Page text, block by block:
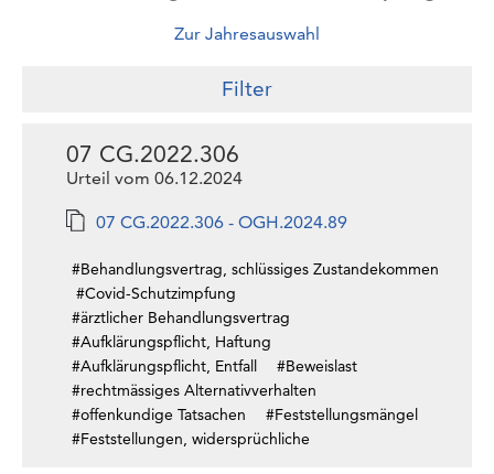
Zur Jahresauswahl
Filter
07 CG.2022.306
Urteil vom 06.12.2024
07 CG.2022.306 - OGH.2024.89
#Behandlungsvertrag, schlüssiges Zustandekommen
#Covid-Schutzimpfung
#ärztlicher Behandlungsvertrag
#Aufklärungspflicht, Haftung
#Aufklärungspflicht, Entfall
#Beweislast
#rechtmässiges Alternativverhalten
#offenkundige Tatsachen
#Feststellungsmängel
#Feststellungen, widersprüchliche